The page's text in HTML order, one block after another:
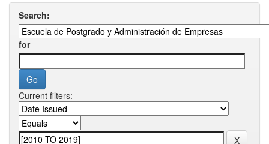
Search:
for
Current filters: